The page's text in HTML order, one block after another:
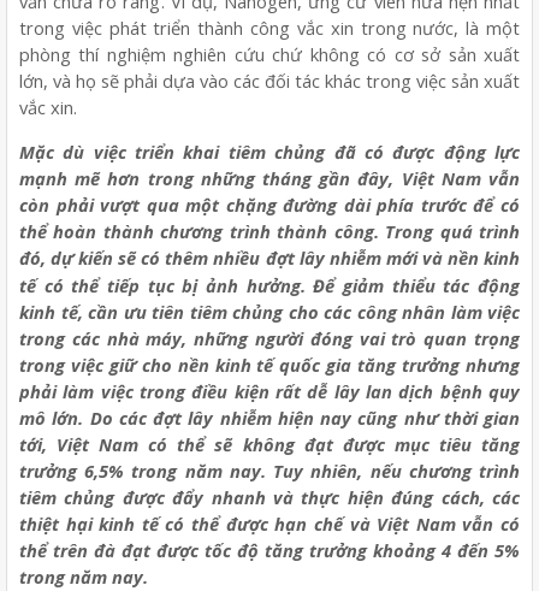
trong việc phát triển thành công vắc xin trong nước, là một
phòng thí nghiệm nghiên cứu chứ không có cơ sở sản xuất
lớn, và họ sẽ phải dựa vào các đối tác khác trong việc sản xuất
vắc xin.
Mặc dù việc triển khai tiêm chủng đã có được động lực
mạnh mẽ hơn trong những tháng gần đây, Việt Nam vẫn
còn phải vượt qua một chặng đường dài phía trước để có
thể hoàn thành chương trình thành công. Trong quá trình
đó, dự kiếnsẽcó thêm nhiều đợt lây nhiễm mới vànền kinh
tếcó thểtiếp tục bị ảnh hưởng.Đểgiảm thiểu tácđộng
kinh tế, cần ưu tiên tiêm chủng cho các công nhân làm việc
trong các nhà máy, những người đóng vai trò quan trọng
trong việc giữ cho nền kinh tế quốc gia tăng trưởng nhưng
phải làm việc trong điều kiện rất dễ lây lan dịch bệnh quy
mô lớn. Do các đợt lây nhiễm hiện nay cũng như thời gian
tới, Việt Nam có thể sẽ không đạt được mục tiêu tăng
trưởng 6,5% trong năm nay. Tuy nhiên, nếu chương trình
tiêm chủng được đẩy nhanh và thực hiện đúng cách, các
thiệt hại kinh tế có thể được hạn chế và Việt Nam vẫn có
thể trên đà đạt được tốc độ tăng trưởng khoảng 4 đến 5%
trong năm nay.